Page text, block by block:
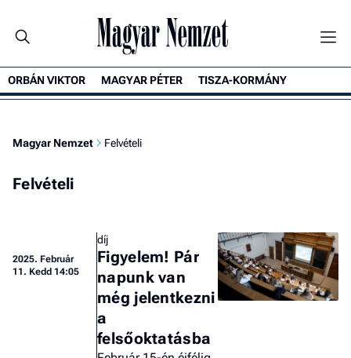
ORBÁN VIKTOR MAGYAR PÉTER TISZA-KORMÁNY
Magyar Nemzet Felvételi
Felvételi
2025. Február
11. Kedd 14:05
díj
Figyelem! Pár
napunk van
még jelentkezni
a
felsőoktatásba